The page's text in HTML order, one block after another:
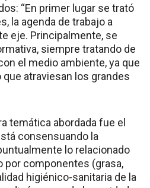
“En primer lugar se trató
la agenda de trabajo a
eje. Principalmente, se
siempre tratando de
el medio ambiente, ya que
atraviesan los grandes
temática abordada fue el
consensuando la
lo relacionado
por componentes (grasa,
higiénico-sanitaria de la